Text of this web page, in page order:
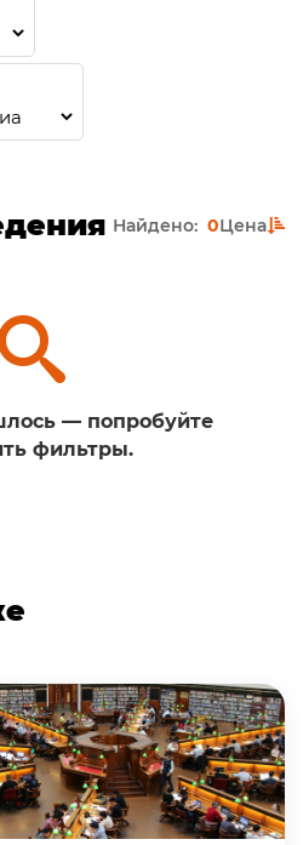
Найдено: 0Цена
— попробуйте
фильтры.